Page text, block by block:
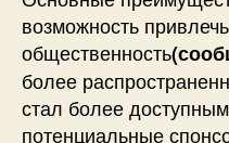
возможность привлечь
общественность
более
стал более
потенциальные